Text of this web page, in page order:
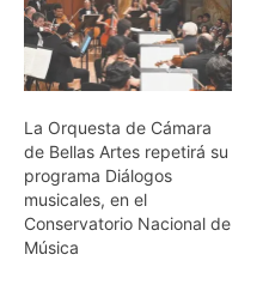
La Orquesta de Cámara
de Bellas Artes repetirá su
programa Diálogos
musicales, en el
Conservatorio Nacional de
Música